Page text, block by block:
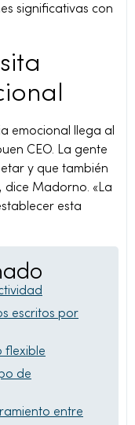
significativas con
emocional llega al
CEO. La gente
y que también
dice Madorno. «La
esta
escritos por
flexible
de
entre